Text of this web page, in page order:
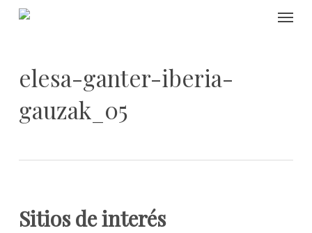
Skip
elesa-ganter-iberia-
gauzak_05
Sitios de interés